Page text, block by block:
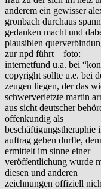
anderem ein gewisser
gronbach durchaus
gedanken macht und
plausiblen
zur npd führt – foto:
internetfund u.a. bei
copyright sollte u.e. bei
zeugen liegen, der das
schwerverletzte martin
aus sicht deutscher
offenkundig als
beschäftigungstheraphie
auftrag geben durfte,
ermittelt im sinne einer
veröffentlichung wurde
diesen und anderen
zeichnungen offiziell